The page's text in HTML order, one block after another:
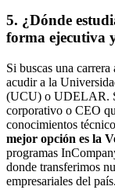
5. ¿Dónde
forma ejecutiva
Si buscas una
acudir a la
(UCU) o UDELAR.
corporativo o CEO
conocimientos
mejor opción es la
programas
donde transferimos
empresariales del país.